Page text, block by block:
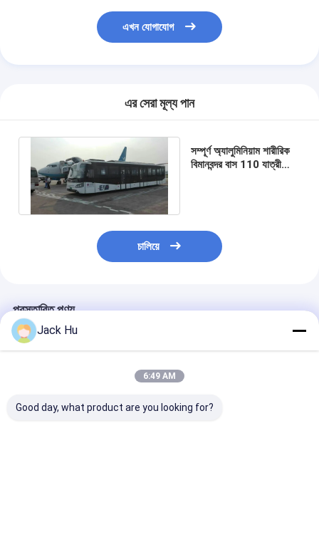
এখন যোগাযোগ
এর সেরা মূল্য পান
সম্পূর্ণ অ্যালুমিনিয়াম শারীরিক
বিমানবন্দর বাস 110 যাত্রী
চালিয়ে
প্রস্তাবিত পণ্য
Jack Hu
6:49 AM
Good day, what product are you looking for?